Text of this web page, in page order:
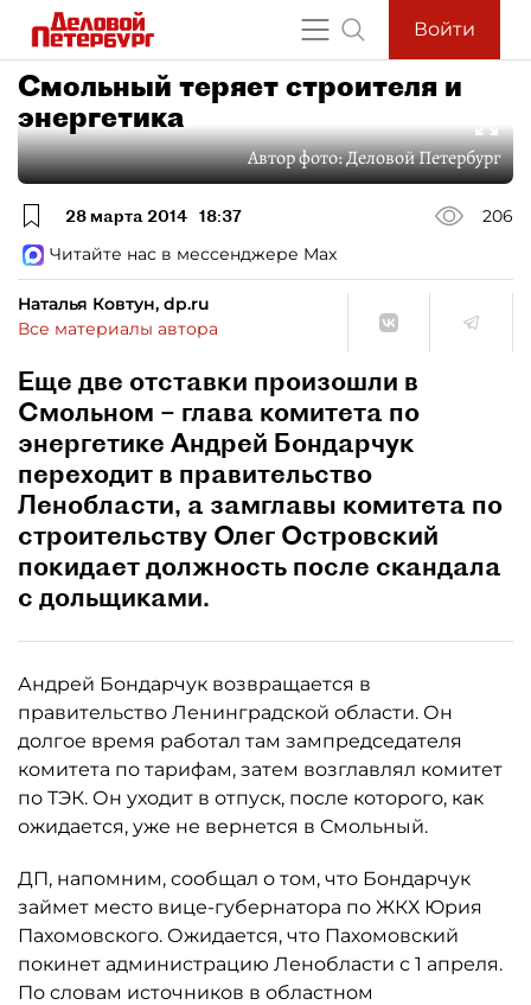
Войти
Смольный теряет строителя и
энергетика
Автор фото:Деловой Петербург
28 марта 2014 18:37
206
Читайте нас в мессенджере Max
Наталья Ковтун, dp.ru
Все материалы автора
Еще две отставки произошли в
Смольном – глава комитета по
энергетике Андрей Бондарчук
переходит в правительство
Ленобласти, а замглавы комитета по
строительству Олег Островский
покидает должность после скандала
с дольщиками.
Андрей Бондарчук возвращается в
правительство Ленинградской области. Он
долгое время работал там зампредседателя
комитета по тарифам, затем возглавлял комитет
по ТЭК. Он уходит в отпуск, после которого, как
ожидается, уже не вернется в Смольный.
ДП, напомним, сообщал о том, что Бондарчук
займет место вице-губернатора по ЖКХ Юрия
Пахомовского. Ожидается, что Пахомовский
покинет администрацию Ленобласти с 1 апреля.
По словам источников в областном